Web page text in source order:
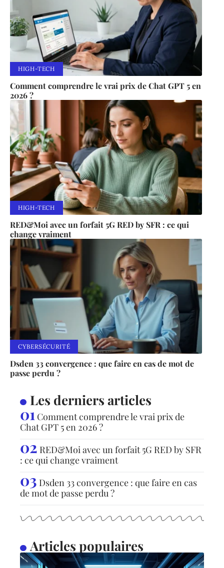
HIGH-TECH
Comment comprendre le vrai prix de Chat GPT 5 en
2026 ?
HIGH-TECH
RED&Moi avec un forfait 5G RED by SFR : ce qui
change vraiment
CYBERSÉCURITÉ
Dsden 33 convergence : que faire en cas de mot de
passe perdu ?
Les derniers articles
Comment comprendre le vrai prix de
Chat GPT 5 en 2026 ?
RED&Moi avec un forfait 5G RED by SFR
: ce qui change vraiment
Dsden 33 convergence : que faire en cas
de mot de passe perdu ?
Articles populaires